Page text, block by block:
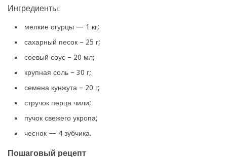
Ингредиенты:
мелкие огурцы — 1 кг;
сахарный песок – 25 г;
соевый соус – 20 мл;
крупная соль – 30 г;
семена кунжута – 20 г;
стручок перца чили;
пучок свежего укропа;
чеснок — 4 зубчика.
Пошаговый рецепт